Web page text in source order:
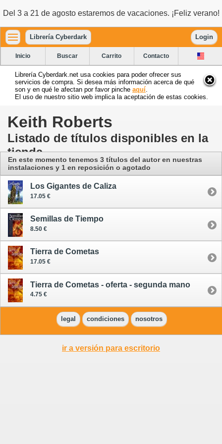
Del 3 a 21 de agosto estaremos de vacaciones. ¡Feliz verano!
Librería Cyberdark Login
Inicio Buscar Carrito Contacto
Librería Cyberdark.net usa cookies para poder ofrecer sus
servicios de compra. Si desea más información acerca de qué
son y en qué le afectan por favor pinche aquí
El uso de nuestro sitio web implica la aceptación de estas cookies.
Keith Roberts
Listado de títulos disponibles en la
tienda
En este momento tenemos 3 títulos del autoren nuestras
instalaciones y 1 en reposición o agotado
Los Gigantes de Caliza
17.05 €
Semillas de Tiempo
8.50 €
Tierra de Cometas
17.05 €
Tierra de Cometas - oferta - segunda mano
4.75 €
legal condiciones nosotros
ir a versión para escritorio